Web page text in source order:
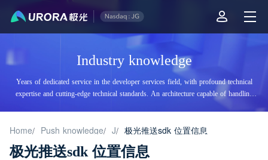
Industry knowledge
Years of dedicated service in the developer services field, with profound technical
expertise and cutting-edge technical standards. An architecture capable of handling
tens of billions of daily visits, supporting billions of high-concurrency accesses.
Home/ Push knowledge/ J/ 极光推送sdk 位置信息
极光推送sdk 位置信息